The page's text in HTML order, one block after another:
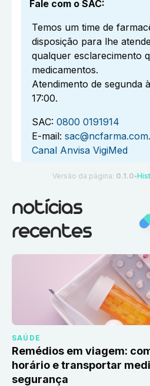
Fale com o SAC:
Temos um time de
disposição para lhe
qualquer esclarecimento
medicamentos.
Atendimento de segunda
17:00.
SAC: 0800 0191914
E-mail:
Canal Anvisa VigiMed
Versão da página: 0.1.0 ●
notícias
recentes
SAÚDE
Remédios em viagem:
horário e transportar
segurança